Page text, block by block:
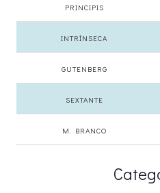
PRINCIPIS
INTRÍNSECA
GUTENBERG
SEXTANTE
M. BRANCO